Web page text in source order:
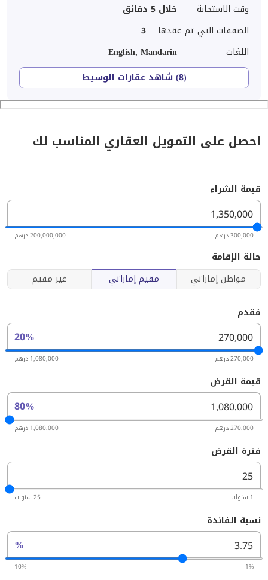
وقت الاستجابة
خلال 5 دقائق
الصفقات التي تم عقدها
3
اللغات
English, Mandarin
(8) شاهد عقارات الوسيط
احصل على التمويل العقاري المناسب لك
قيمة الشراء
300,000 درهم 200,000,000 درهم
حالة الإقامة
مواطن إماراتي
مقيم إماراتي غير مقيم
مُقدم
20%
270,000 درهم 1,080,000 درهم
قيمة القرض
80%
270,000 درهم 1,080,000 درهم
فترة القرض
1 سنوات 25 سنوات
نسبة الفائدة
%
1%
10%